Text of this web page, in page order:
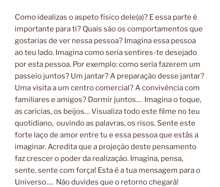
Como idealizas o aspeto físico dele(a)? E essa parte é
importante para ti? Quais são os comportamentos que
gostarias de ver nessa pessoa? Imagina essa pessoa
ao teu lado. Imagina como seria sentires-te desejado
por esta pessoa. Por exemplo: como seria fazerem um
passeio juntos? Um jantar? A preparação desse jantar?
Uma visita a um centro comercial? A convivência com
familiares e amigos? Dormir juntos… Imagina o toque,
as carícias, os beijos… Visualiza todo este filme no teu
quotidiano, ouvindo as palavras, os risos. Sente este
forte laço de amor entre tu e essa pessoa que estás a
imaginar. Acredita que a projeção deste pensamento
faz crescer o poder da realização. Imagina, pensa,
sente, sente com força! Esta é a tua mensagem para o
Universo…. Não duvides que o retorno chegará!